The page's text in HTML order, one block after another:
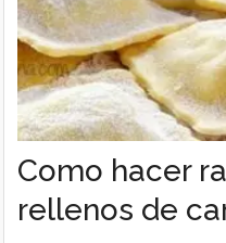
Como hacer
rellenos de